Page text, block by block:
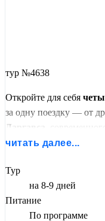
тур №4638
Откройте для себя
за одну поездку — от
Даргавса
Сулакского каньона
экраноплан
Пересеките в
столицу Грозныйс его «
читать далее...
Тур
на 8-9 дней
Питание
По программе